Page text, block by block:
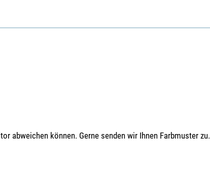
abweichen können. Gerne senden wir Ihnen Farbmuster zu.